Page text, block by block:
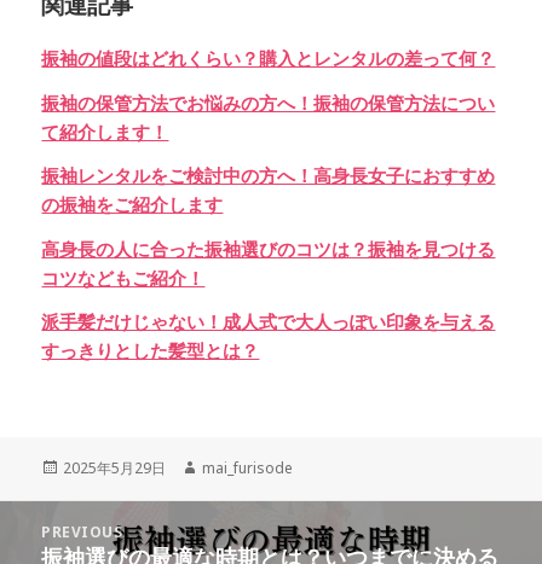
関連記事
振袖の値段はどれくらい？購入とレンタルの差って何？
振袖の保管方法でお悩みの方へ！振袖の保管方法につい
て紹介します！
振袖レンタルをご検討中の方へ！高身長女子におすすめ
の振袖をご紹介します
高身長の人に合った振袖選びのコツは？振袖を見つける
コツなどもご紹介！
派手髪だけじゃない！成人式で大人っぽい印象を与える
すっきりとした髪型とは？
Posted
2025年5月29日 Author
mai_furisode
PREVIOUS
Previous
振袖選びの最適な時期とは？いつまでに決める